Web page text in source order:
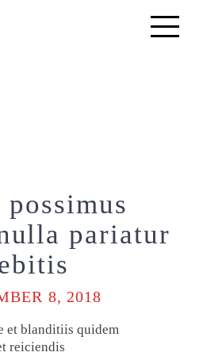
Toggle
pariatur
8, 2018
et blanditiis quidem
reiciendis